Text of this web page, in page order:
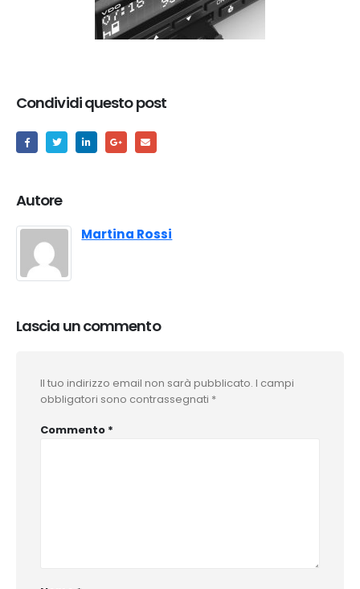
Condividi questo post
Autore
Martina Rossi
Lascia un commento
Il tuo indirizzo email non sarà pubblicato. I campi
obbligatori sono contrassegnati *
Commento *